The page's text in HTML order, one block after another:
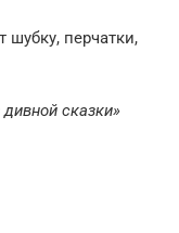
шубку, перчатки,
сказки»